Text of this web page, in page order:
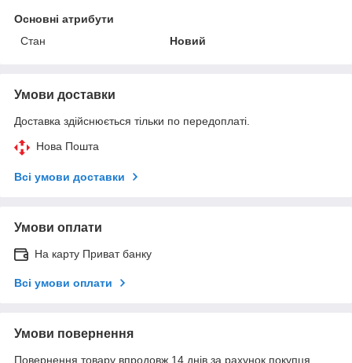
Основні атрибути
Стан
Новий
Умови доставки
Доставка здійснюється тільки по передоплаті.
Нова Пошта
Всі умови доставки
Умови оплати
На карту Приват банку
Всі умови оплати
Умови повернення
Повернення товару впродовж 14 днів за рахунок покупця